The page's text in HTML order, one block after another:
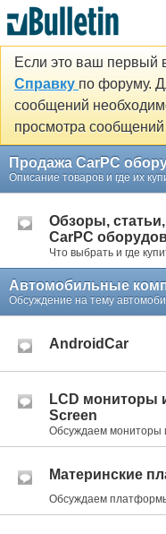
Если это ваш первый
Справку по форуму.
сообщений
просмотра
Продажа CarPC
Описание товаров и где их
Обзоры,
CarPC
Что выбрать и где
Автомобильные
Обсуждение на тему
AndroidCar
LCD мониторы
Screen
Обсуждаем мониторы
Материнские
Обсуждаем